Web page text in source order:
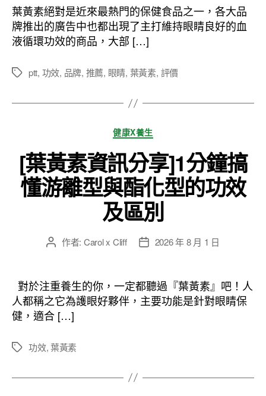
者
佈
日
期
葉黃素絕對是近來最熱門的保健食品之一，各大品
牌推出的廣告中也都出現了主打維持眼睛良好的血
液循環功效的商品，大部 […]
標
ptt, 功效, 品牌, 推薦, 眼睛, 葉黃素, 評價
分
類
健康X養生
[葉黃素資訊分享]1分鐘搞
懂游離型與酯化型的功效
及區別
文
者
作者: Carol x Cliff
文
佈
日
期
2026 年 8 月 1 日
對於注重養生的你，一定都聽過『葉黃素』吧！人
人都稱之它為護眼好夥伴，主要功能是針對眼睛保
健，適合 […]
標
功效,葉黃素